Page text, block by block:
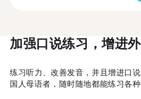
加强口说练习，增进
练习听力、改善发音，并且增进口
国人母语者，随时随地都能练习各种